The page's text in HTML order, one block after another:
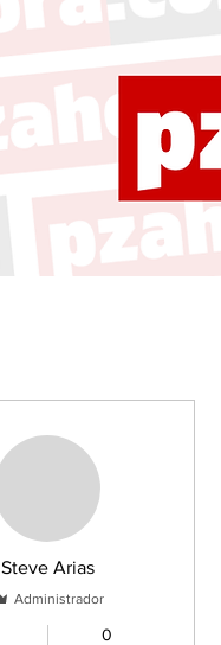
Steve Arias
Administrador
0